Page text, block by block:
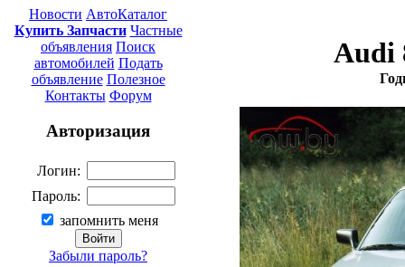
Новости АвтоКаталог
Купить Запчасти Частные
объявления Поиск
автомобилей Подать
объявление Полезное
Контакты Форум
Авторизация
Логин:
Пароль:
запомнить меня
Забыли пароль?
Audi